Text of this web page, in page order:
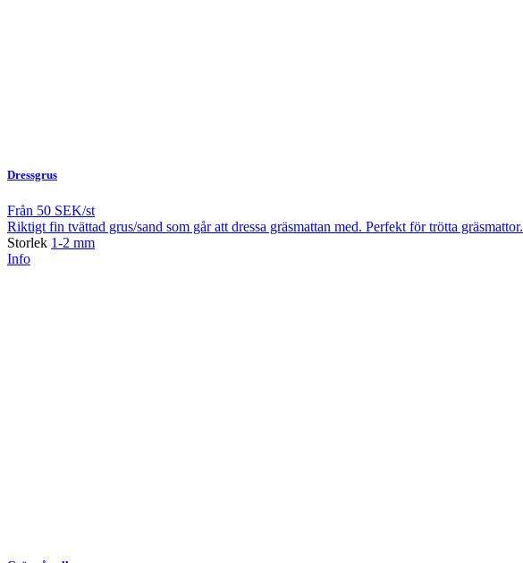
Dressgrus
Från 50 SEK/st
Riktigt fin tvättad grus/sand som går att dressa gräsmattan med. Perfekt för trötta gräsmattor.
Storlek 1-2 mm
Info